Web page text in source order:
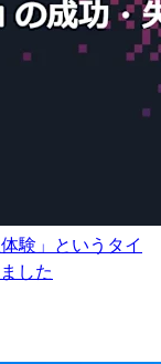
験」というタイ
した